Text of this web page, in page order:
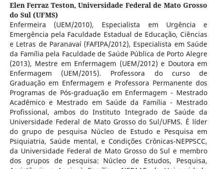
Elen Ferraz Teston,Universidade Federal de Mato Grosso
do Sul (UFMS)
Enfermeira (UEM/2010), Especialista em Urgência e
Emergência pela Faculdade Estadual de Educação, Ciências
e Letras de Paranavaí (FAFIPA/2012), Especialista em Saúde
da Família pela Faculdade de Saúde Pública de Porto Alegre
(2013), Mestre em Enfermagem (UEM/2012) e Doutora em
Enfermagem (UEM/2015). Professora do curso de
Graduação em Enfermagem e Professora Permanente dos
Programas de Pós-graduação em Enfermagem - Mestrado
Acadêmico e Mestrado em Saúde da Família - Mestrado
Profissional, ambos do Instituto Integrado de Saúde da
Universidade Federal de Mato Grosso do Sul/UFMS. É líder
do grupo de pesquisa Núcleo de Estudo e Pesquisa em
Psiquiatria, Saúde mental, e Condições Crônicas-NEPPSCC,
da Universidade Federal de Mato Grosso do Sul e membro
dos grupos de pesquisa: Núcleo de Estudos, Pesquisa,